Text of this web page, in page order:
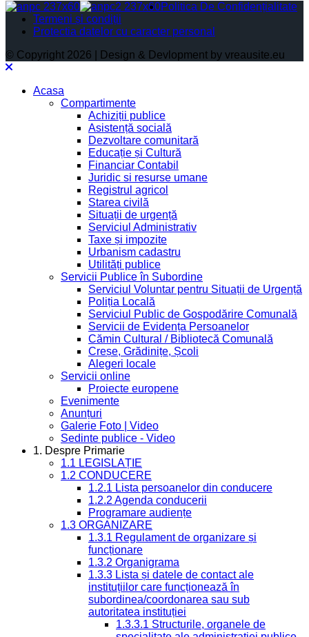
Politica De Confidențialitate
Termeni și condiții
Protectia datelor cu caracter personal
© Copyright 2026 | Design & Devlopment by vreausite.eu
Acasa
Compartimente
Achiziții publice
Asistență socială
Dezvoltare comunitară
Educație și Cultură
Financiar Contabil
Juridic si resurse umane
Registrul agricol
Starea civilă
Situații de urgență
Serviciul Administrativ
Taxe și impozite
Urbanism cadastru
Utilități publice
Servicii Publice în Subordine
Serviciul Voluntar pentru Situații de Urgență
Poliția Locală
Serviciul Public de Gospodărire Comunală
Servicii de Evidența Persoanelor
Cămin Cultural / Bibliotecă Comunală
Creșe, Grădinițe, Școli
Alegeri locale
Servicii online
Proiecte europene
Evenimente
Anunțuri
Galerie Foto | Video
Sedinte publice - Video
1. Despre Primarie
1.1 LEGISLAȚIE
1.2 CONDUCERE
1.2.1 Lista persoanelor din conducere
1.2.2 Agenda conducerii
Programare audiențe
1.3 ORGANIZARE
1.3.1 Regulament de organizare și
funcționare
1.3.2 Organigrama
1.3.3 Lista și datele de contact ale
instituțiilor care funcționează în
subordinea/coordonarea sau sub
autoritatea instituției
1.3.3.1 Structurile, organele de